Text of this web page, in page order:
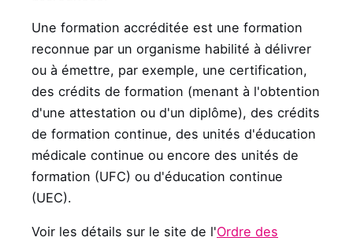
Une formation accréditée est une formation
reconnue par un organisme habilité à délivrer
ou à émettre, par exemple, une certification,
des crédits de formation (menant à l'obtention
d'une attestation ou d'un diplôme), des crédits
de formation continue, des unités d'éducation
médicale continue ou encore des unités de
formation (UFC) ou d'éducation continue
(UEC).
Voir les détails sur le site de l'Ordre des